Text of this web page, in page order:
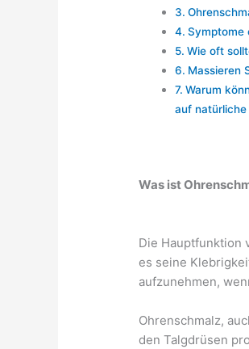
Symptome
Wie oft
Massieren
Warum
auf natürliche
Was ist
Die Hauptfunktion
es seine
aufzunehmen,
Ohrenschmalz,
den Talgdrüsen